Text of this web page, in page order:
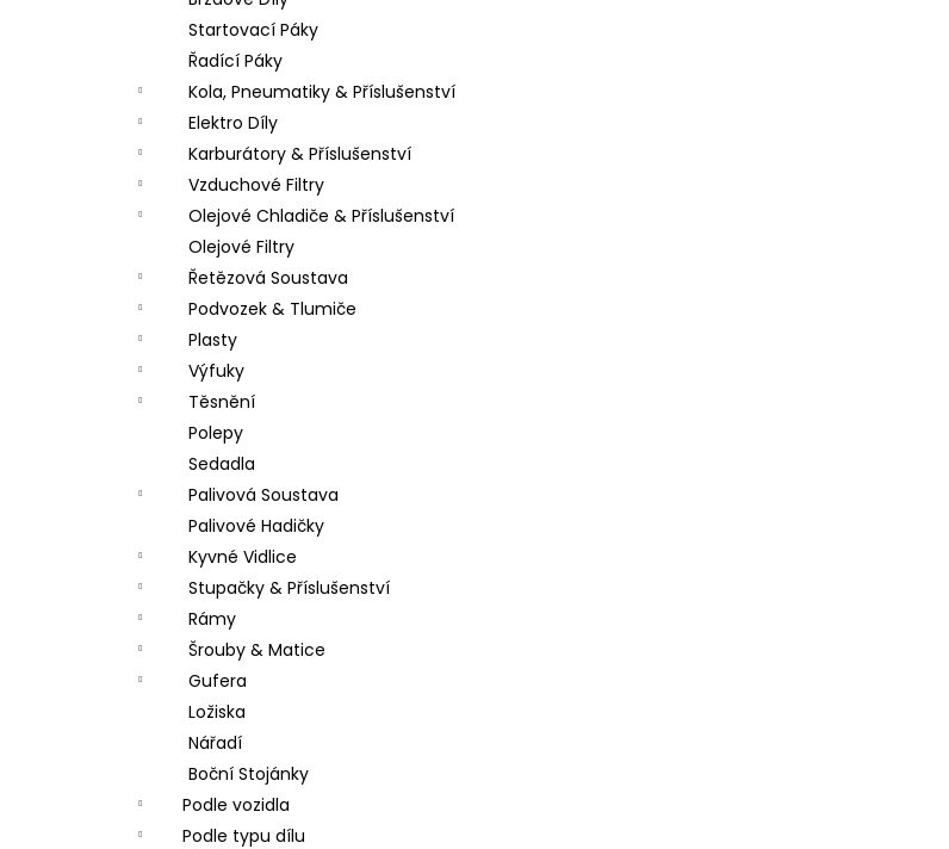
Startovací Páky
Řadící Páky
Kola, Pneumatiky & Příslušenství
Elektro Díly
Karburátory & Příslušenství
Vzduchové Filtry
Olejové Chladiče & Příslušenství
Olejové Filtry
Řetězová Soustava
Podvozek & Tlumiče
Plasty
Výfuky
Těsnění
Polepy
Sedadla
Palivová Soustava
Palivové Hadičky
Kyvné Vidlice
Stupačky & Příslušenství
Rámy
Šrouby & Matice
Gufera
Ložiska
Nářadí
Boční Stojánky
Podle vozidla
Podle typu dílu
PITBIKE DUŠE PŘEDNÍ 14 PALCŮ
200 Kč